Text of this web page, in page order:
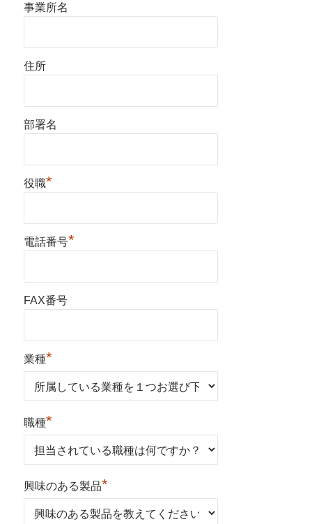
事業所名
住所
部署名
役職*
電話番号*
FAX番号
業種*
職種*
興味のある製品*